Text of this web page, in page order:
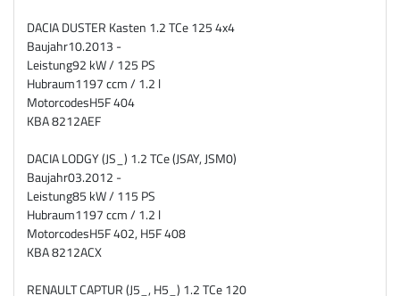
DACIA DUSTER Kasten 1.2 TCe 125 4x4
Baujahr10.2013 -
Leistung92 kW / 125 PS
Hubraum1197 ccm / 1.2 l
MotorcodesH5F 404
KBA8212AEF
DACIA LODGY (JS_) 1.2 TCe (JSAY, JSM0)
Baujahr03.2012 -
Leistung85 kW / 115 PS
Hubraum1197 ccm / 1.2 l
MotorcodesH5F 402, H5F 408
KBA8212ACX
RENAULT CAPTUR (J5_, H5_) 1.2 TCe 120